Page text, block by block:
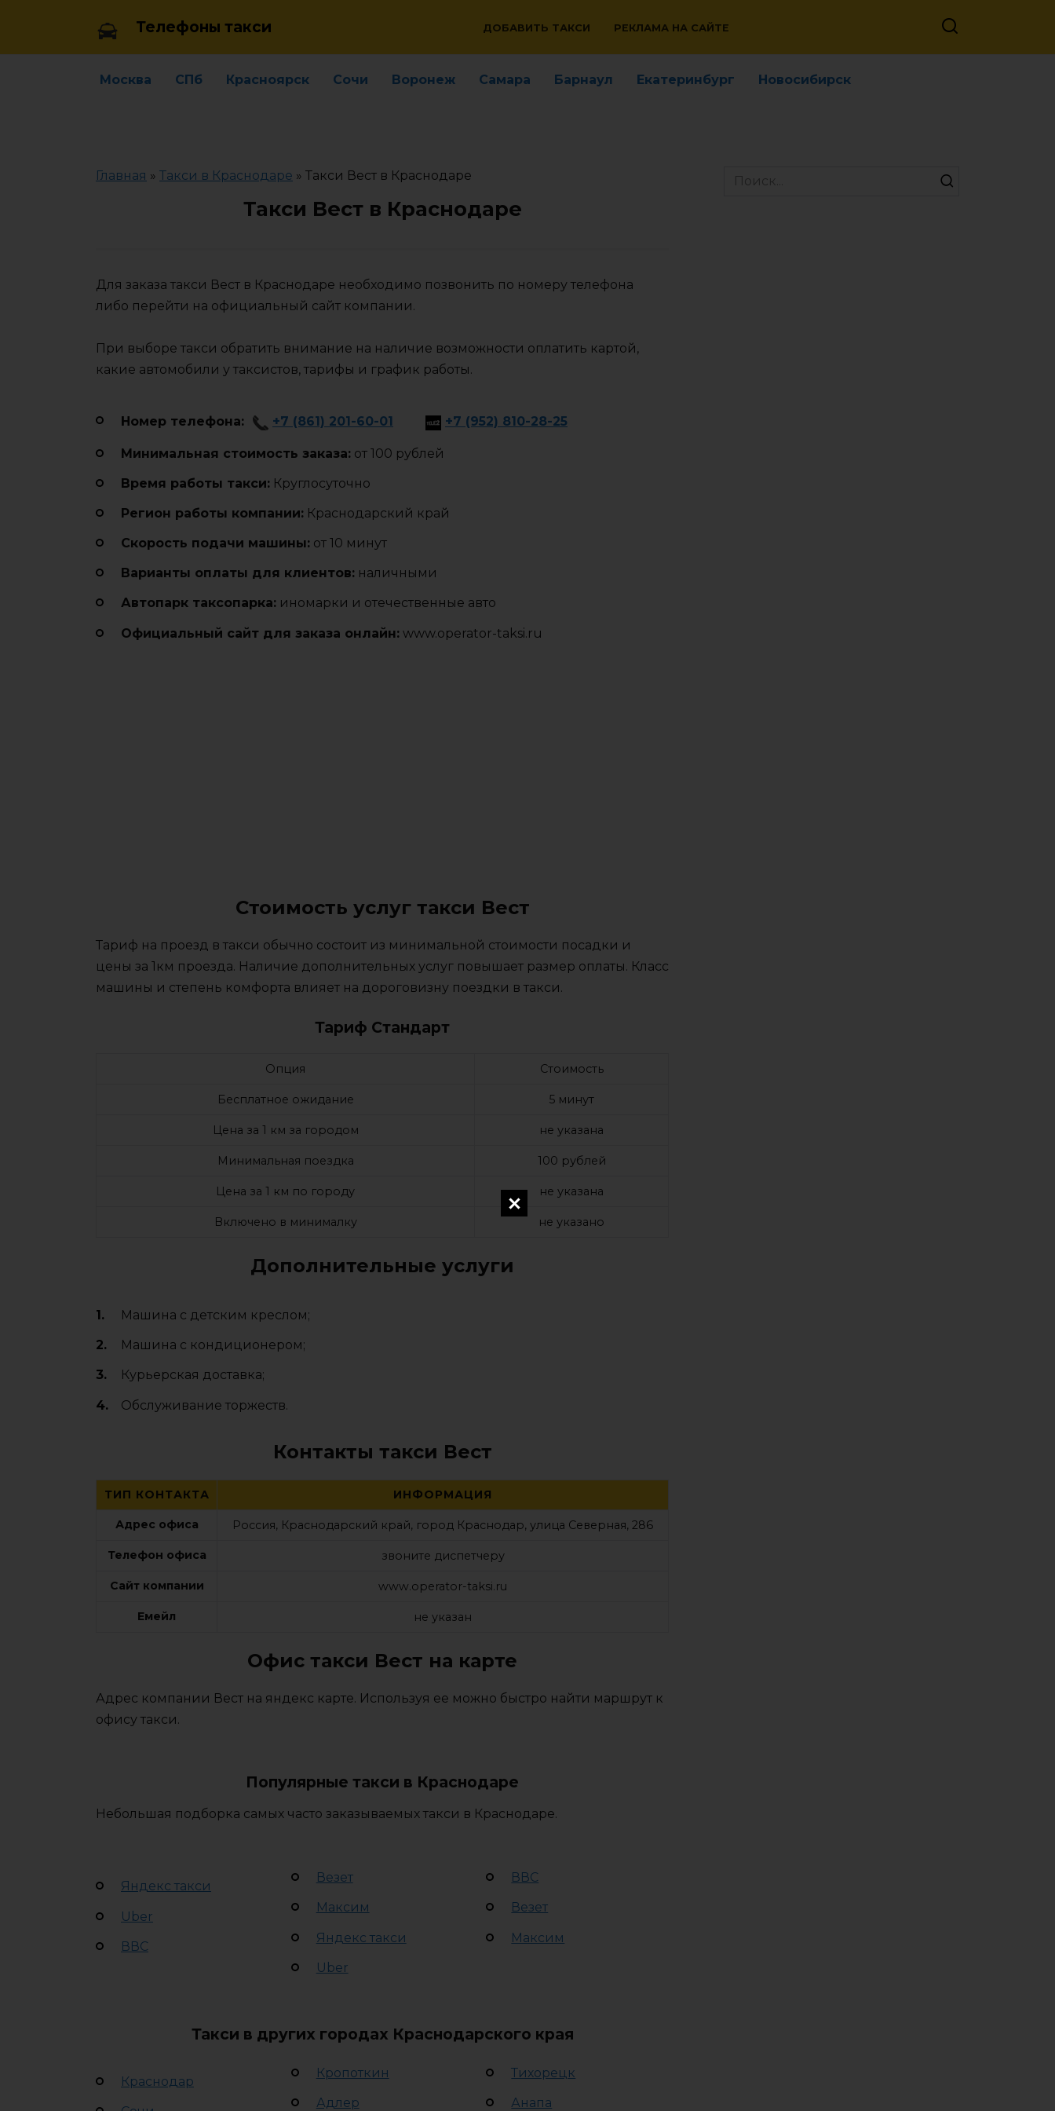
Телефоны такси ДОБАВИТЬ ТАКСИ РЕКЛАМА НА САЙТЕ
Москва СПб Красноярск Сочи Воронеж Самара Барнаул Екатеринбург Новосибирск
Главная » Такси в Краснодаре » Такси Вест в Краснодаре
Такси Вест в Краснодаре
Для заказа такси Вест в Краснодаре необходимо позвонить по номеру телефона
либо перейти на официальный сайт компании.
При выборе такси обратить внимание на наличие возможности оплатить картой,
какие автомобили у таксистов, тарифы и график работы.
Номер телефона: +7 (861) 201-60-01 +7 (952) 810-28-25
Минимальная стоимость заказа: от 100 рублей
Время работы такси: Круглосуточно
Регион работы компании: Краснодарский край
Cкорость подачи машины: от 10 минут
Варианты оплаты для клиентов: наличными
Автопарк таксопарка: иномарки и отечественные авто
Официальный сайт для заказа онлайн: www.operator-taksi.ru
Стоимость услуг такси Вест
Тариф на проезд в такси обычно состоит из минимальной стоимости посадки и
цены за 1км проезда. Наличие дополнительных услуг повышает размер оплаты. Класс
машины и степень комфорта влияет на дороговизну поездки в такси.
Тариф Стандарт
Опция Стоимость
Бесплатное ожидание 5 минут
Цена за 1 км за городом не указана
Минимальная поездка 100 рублей
Цена за 1 км по городу не указана
Включено в минималку не указано
Дополнительные услуги
Машина с детским креслом;
Машина с кондиционером;
Курьерская доставка;
Обслуживание торжеств.
Контакты такси Вест
ТИП КОНТАКТА ИНФОРМАЦИЯ
Адрес офиса Россия, Краснодарский край, город Краснодар, улица Северная, 286
Телефон офиса звоните диспетчеру
Сайт компании www.operator-taksi.ru
Емейл не указан
Офис такси Вест на карте
Адрес компании Вест на яндекс карте. Используя ее можно быстро найти маршрут к
офису такси.
Популярные такси в Краснодаре
Небольшая подборка самых часто заказываемых такси в Краснодаре.
Яндекс такси
Uber
ВВС
Везет
Максим
Яндекс такси
Uber
ВВС
Везет
Максим
Такси в других городах Краснодарского края
Краснодар
Кропоткин
Адлер
Тихорецк
Анапа
Search